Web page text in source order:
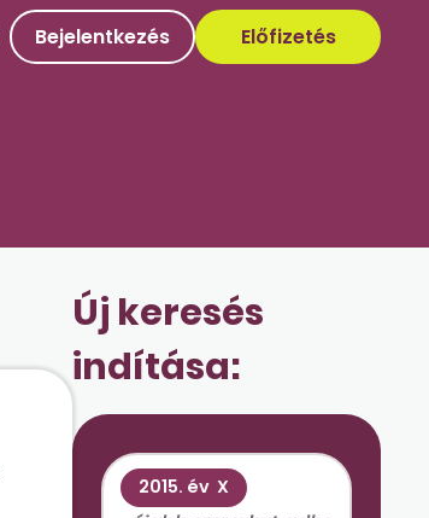
Bejelentkezés Előfizetés
Új keresés
indítása:
2015. évX